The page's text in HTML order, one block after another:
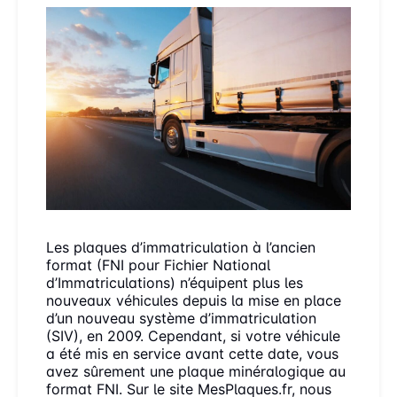
Les plaques d’immatriculation à l’ancien
format (FNI pour Fichier National
d’Immatriculations) n’équipent plus les
nouveaux véhicules depuis la mise en place
d’un nouveau système d’immatriculation
(SIV), en 2009. Cependant, si votre véhicule
a été mis en service avant cette date, vous
avez sûrement une plaque minéralogique au
format FNI. Sur le site MesPlaques.fr, nous